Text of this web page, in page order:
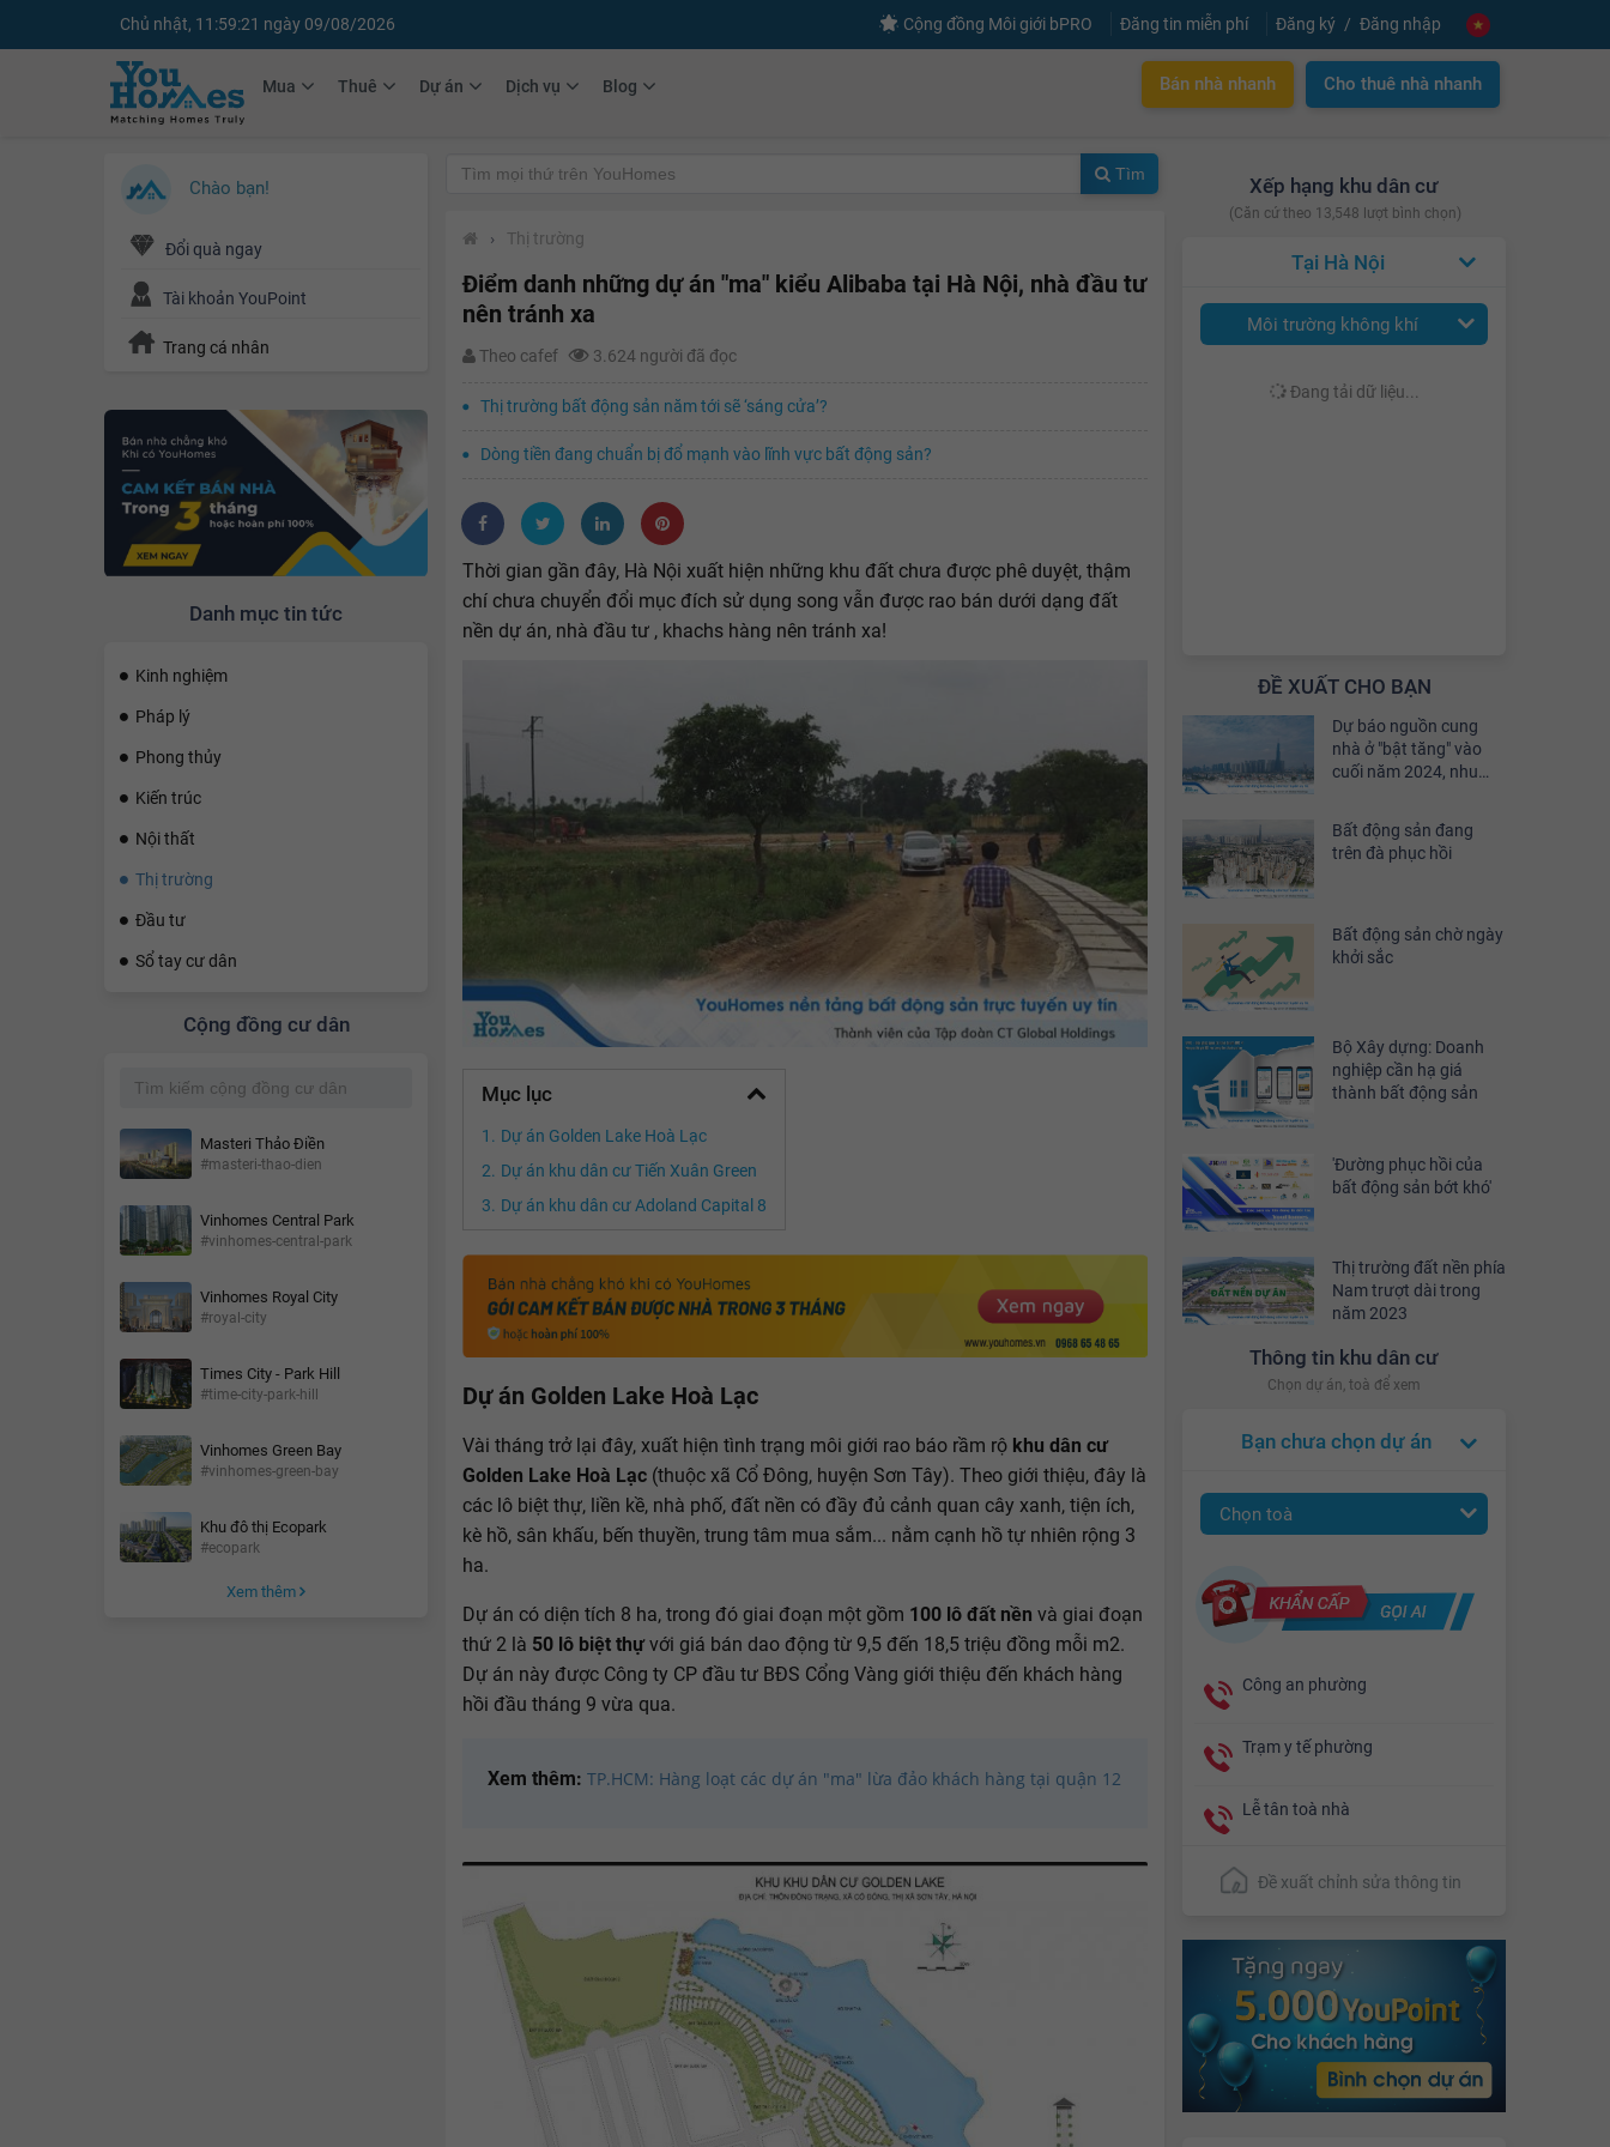
Chủ nhật, 11:59:23 ngày 09/08/2026 Cộng đồng Môi giới bPRO Đăng tin miễn phí Đăng ký Đăng nhập
Mua Thuê Dự án Dịch vụ Blog Bán nhà nhanh Cho thuê nhà nhanh
Chào bạn!
Đổi quà ngay
Tài khoản YouPoint
Trang cá nhân
Danh mục tin tức
Kinh nghiệm
Pháp lý
Phong thủy
Kiến trúc
Nội thất
Thị trường
Đầu tư
Sổ tay cư dân
Cộng đồng cư dân
Masteri Thảo Điền
#masteri-thao-dien
Vinhomes Central Park
#vinhomes-central-park
Vinhomes Royal City
#royal-city
Times City - Park Hill
#time-city-park-hill
Vinhomes Green Bay
#vinhomes-green-bay
Khu đô thị Ecopark
#ecopark
Xem thêm
Xếp hạng khu dân cư
(Căn cứ theo 13,548 lượt bình chọn)
Hà Nội
Môi trường không khí
Đang tải dữ liệu...
ĐỀ XUẤT CHO BẠN
Dự báo nguồn cung
nhà ở "bật tăng" vào
cuối năm 2024, nhu
khoảng 30%
Bất động sản đang
trên đà phục hồi
Bất động sản chờ ngày
khởi sắc
Bộ Xây dựng: Doanh
nghiệp cần hạ giá
thành bất động sản
'Đường phục hồi của
bất động sản bớt khó'
Thị trường đất nền phía
Nam trượt dài trong
năm 2023
Thông tin khu dân cư
Chọn dự án, toà để xem
Bạn chưa chọn dự án
Chọn toà
Công an phường
Trạm y tế phường
Lễ tân toà nhà
Đề xuất chỉnh sửa thông tin
Tìm
› Thị trường
Điểm danh những dự án "ma" kiểu Alibaba tại Hà Nội, nhà đầu tư
nên tránh xa
Theo cafef 3.624 người đã đọc
Thị trường bất động sản năm tới sẽ ‘sáng cửa’?
Dòng tiền đang chuẩn bị đổ mạnh vào lĩnh vực bất động sản?
Thời gian gần đây, Hà Nội xuất hiện những khu đất chưa được phê duyệt, thậm
chí chưa chuyển đổi mục đích sử dụng song vẫn được rao bán dưới dạng đất
nền dự án, nhà đầu tư , khachs hàng nên tránh xa!
Mục lục
Dự án Golden Lake Hoà Lạc
Dự án khu dân cư Tiến Xuân Green
Dự án khu dân cư Adoland Capital 8
Dự án Golden Lake Hoà Lạc
Vài tháng trở lại đây, xuất hiện tình trạng môi giới rao báo rầm rộ khu dân cư
Golden Lake Hoà Lạc (thuộc xã Cổ Đông, huyện Sơn Tây). Theo giới thiệu, đây là
các lô biệt thự, liền kề, nhà phố, đất nền có đầy đủ cảnh quan cây xanh, tiện ích,
kè hồ, sân khấu, bến thuyền, trung tâm mua sắm... nằm cạnh hồ tự nhiên rộng 3
ha.
Dự án có diện tích 8 ha, trong đó giai đoạn một gồm 100 lô đất nền và giai đoạn
thứ 2 là 50 lô biệt thựvới giá bán dao động từ 9,5 đến 18,5 triệu đồng mỗi m2.
Dự án này được Công ty CP đầu tư BĐS Cổng Vàng giới thiệu đến khách hàng
hồi đầu tháng 9 vừa qua.
Xem thêm: TP.HCM: Hàng loạt các dự án "ma" lừa đảo khách hàng tại quận 12